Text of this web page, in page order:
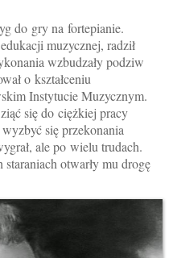
do gry na fortepianie.
muzycznej, radził
wzbudzały podziw
o kształceniu
Instytucie Muzycznym.
się do ciężkiej pracy
się przekonania
ale po wielu trudach.
otwarły mu drogę